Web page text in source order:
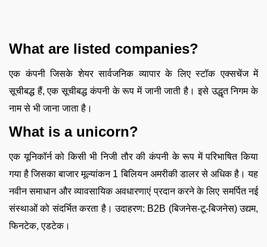
What are listed companies?
एक कंपनी जिसके शेयर सार्वजनिक व्यापार के लिए स्टॉक एक्सचेंज में
सूचीबद्ध हैं, एक सूचीबद्ध कंपनी के रूप में जानी जाती है। इसे उद्धृत निगम के
नाम से भी जाना जाता है।
What is a unicorn?
एक यूनिकॉर्न को किसी भी निजी तौर की कंपनी के रूप में परिभाषित किया
गया है जिसका बाजार मूल्यांकन 1 बिलियन अमरीकी डालर से अधिक है। यह
नवीन समाधान और व्यावसायिक अवधारणाएं प्रदान करने के लिए समर्पित नई
संस्थाओं को संदर्भित करता है। उदाहरण: B2B (बिजनेस-टू-बिजनेस) उद्यम,
फिनटेक, एडटेक।